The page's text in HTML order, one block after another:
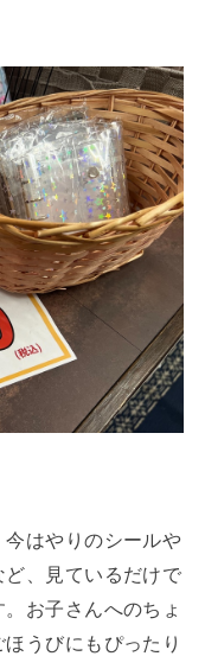
はやりのシールや
、見ているだけで
お子さんへのちょ
うびにもぴったり